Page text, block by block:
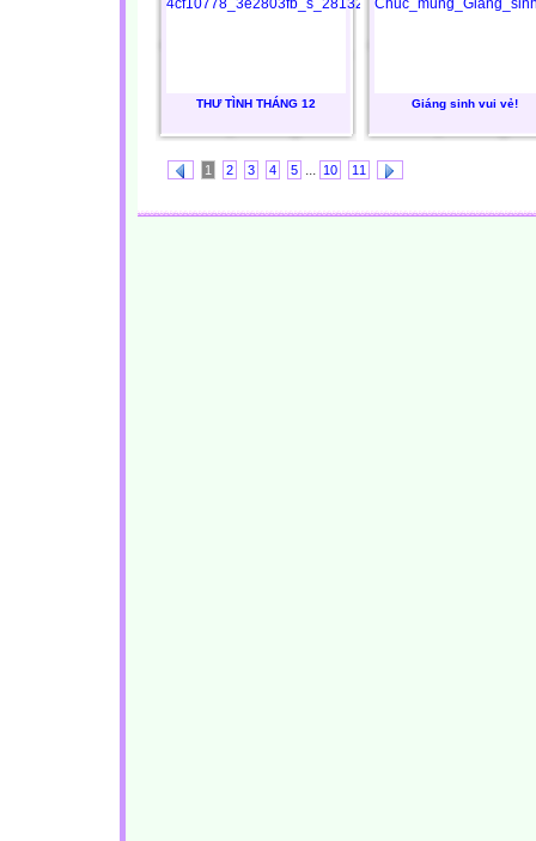
THƯ TÌNH THÁNG 12 Giáng sinh vui vẻ!
1 2 3 4 5 ... 10 11